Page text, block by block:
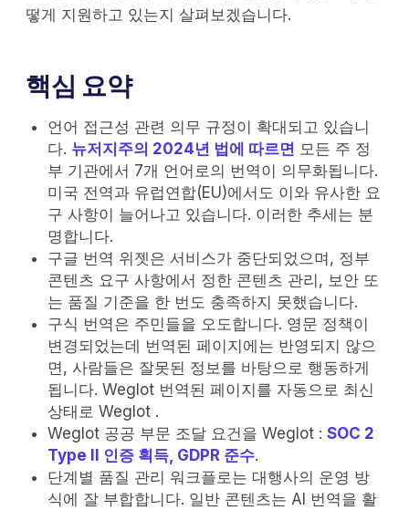
떻게 지원하고 있는지 살펴보겠습니다.
핵심 요약
언어 접근성 관련 의무 규정이 확대되고 있습니
다. 뉴저지주의 2024년 법에 따르면 모든 주 정
부 기관에서 7개 언어로의 번역이 의무화됩니다.
미국 전역과 유럽연합(EU)에서도 이와 유사한 요
구 사항이 늘어나고 있습니다. 이러한 추세는 분
명합니다.
구글 번역 위젯은 서비스가 중단되었으며, 정부
콘텐츠 요구 사항에서 정한 콘텐츠 관리, 보안 또
는 품질 기준을 한 번도 충족하지 못했습니다.
구식 번역은 주민들을 오도합니다. 영문 정책이
변경되었는데 번역된 페이지에는 반영되지 않으
면, 사람들은 잘못된 정보를 바탕으로 행동하게
됩니다. Weglot 번역된 페이지를 자동으로 최신
상태로 Weglot .
Weglot 공공 부문 조달 요건을 Weglot : SOC 2
Type II 인증 획득, GDPR 준수.
단계별 품질 관리 워크플로는 대행사의 운영 방
식에 잘 부합합니다. 일반 콘텐츠는 AI 번역을 활